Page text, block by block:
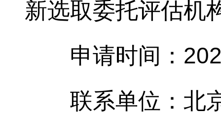
新选取委托评估机
申请时间：
联系单位：北